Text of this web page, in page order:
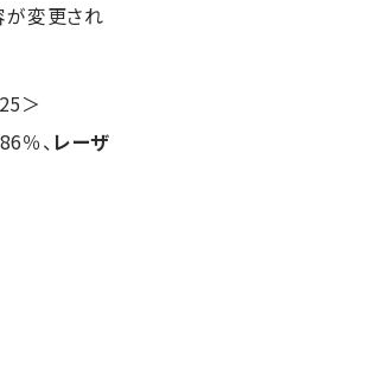
が変更され
＞
％、 レーザ